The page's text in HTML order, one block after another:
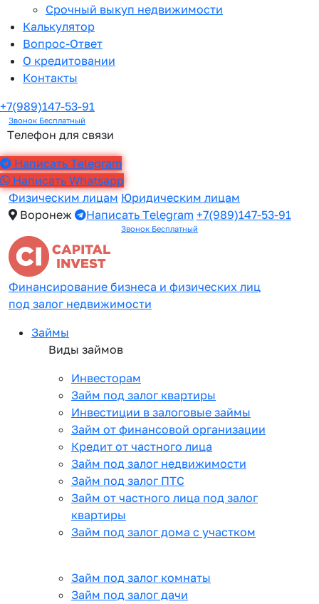
Срочный выкуп недвижимости
Калькулятор
Вопрос-Ответ
О кредитовании
Контакты
+7(989)147-53-91
Звонок Бесплатный
Телефон для связи
Написать Telegram
Написать Whatsapp
Физическим лицам Юридическим лицам
Воронеж
Написать Telegram +7(989)147-53-91
Звонок Бесплатный
Финансирование бизнеса и физических лиц
под залог недвижимости
Займы
Виды займов
Инвесторам
Займ под залог квартиры
Инвестиции в залоговые займы
Займ от финансовой организации
Кредит от частного лица
Займ под залог недвижимости
Займ под залог ПТС
Займ от частного лица под залог
квартиры
Займ под залог дома с участком
Займ под залог комнаты
Займ под залог дачи